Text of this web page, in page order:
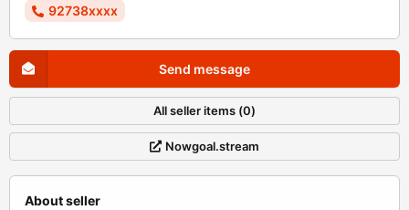
92738xxxx
Send message
All seller items (0)
Nowgoal.stream
About seller